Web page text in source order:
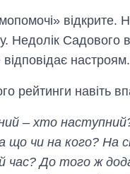
відкрите.
Недолік Садового
настроям.
рейтинги навіть
– хто
чи на кого? На
час? До того ж